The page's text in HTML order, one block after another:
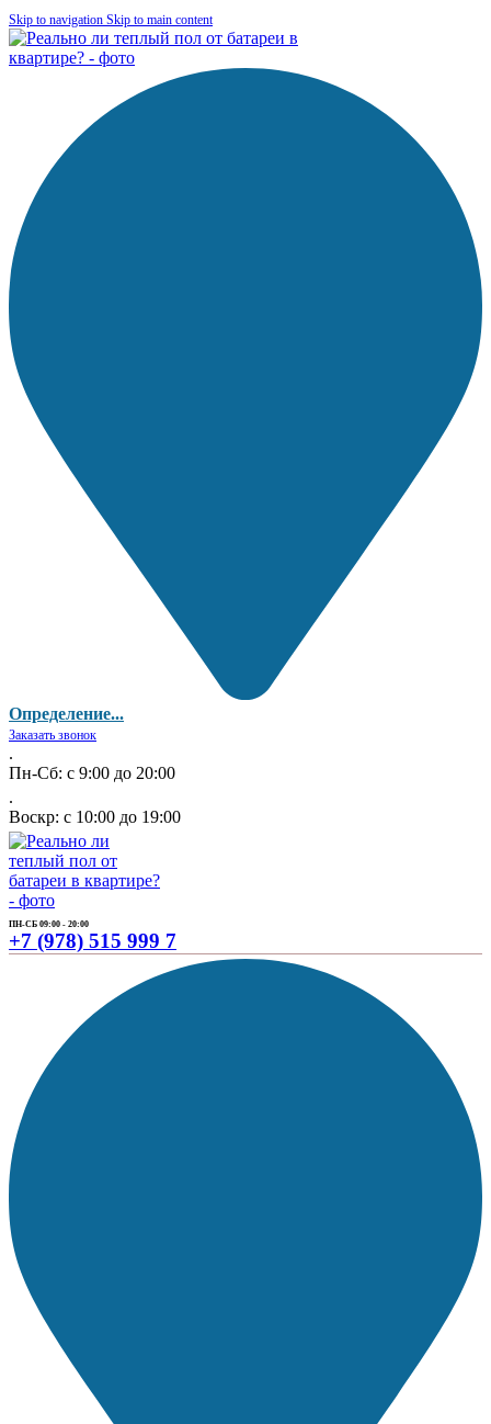
Skip to navigation Skip to main content
Определение...
Заказать звонок
.
Пн-Сб: с 9:00 до 20:00
.
Воскр: с 10:00 до 19:00
ПН-СБ 09:00 - 20:00
+7 (978) 515 999 7